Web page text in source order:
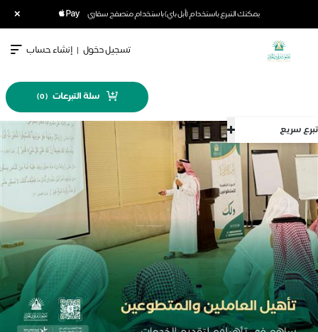
يمكنك التبرع باستخدام (أبل باي) باستخدام متصفح سفاري ×
تبرع سريع
تسجيل دخول | إنشاء حساب
سلة التبرعات (
0
)